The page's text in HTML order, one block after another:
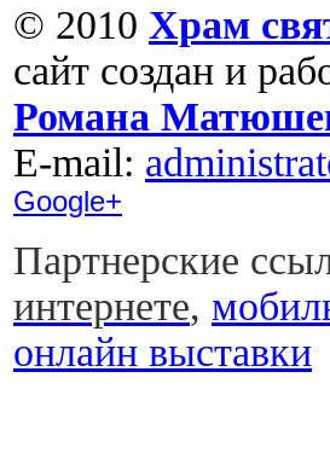
© 2010 Храм
сайт создан и
Романа
Е-mail:
Google+
Партнерские
интернете,
онлайн выставки